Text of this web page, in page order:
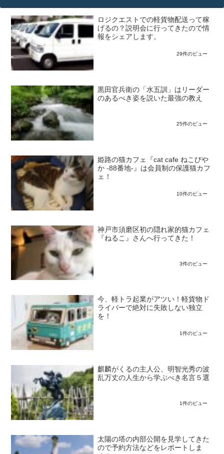
ロジクエストでの軽貨物配送って稼
げるの？説明会に行ってきたので情
報をシェアします。
29件のビュー
黒田官兵衛の「水五訓」はリーダー
のあるべき姿を説いた最強の教え
25件のビュー
姫路の猫カフェ『cat cafe ねこびや
か -88番地-』は会員制の保護猫カフ
ェ！
10件のビュー
神戸市須磨区初の隠れ家的猫カフェ
『ねるこ』さんへ行ってきた！
3件のビュー
今、軽トラ起業がアツい！軽貨物ド
ライバーで絶対に失敗しない独立
を！
1件のビュー
麒麟がくるの主人公、明智光秀の波
乱万丈の人生から学ぶべき名言５選
1件のビュー
太陽の塔の内部公開を見学してきた
ので予約方法などをレポートしま